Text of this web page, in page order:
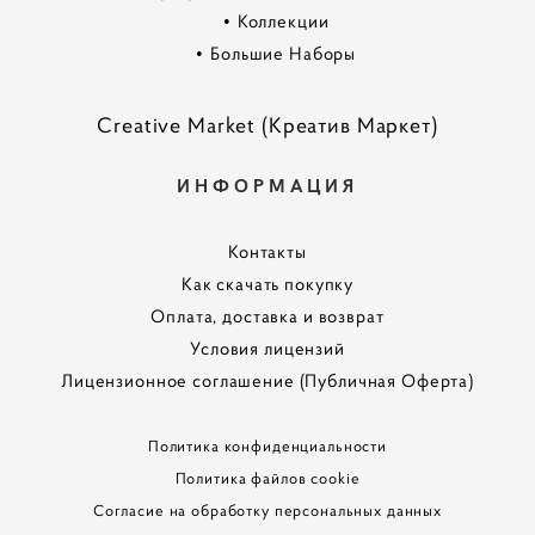
• Коллекции
• Большие Наборы
Creative Market (Креатив Маркет)
ИНФОРМАЦИЯ
Контакты
Как скачать покупку
Оплата, доставка и возврат
Условия лицензий
Лицензионное соглашение (Публичная Оферта)
Политика конфиденциальности
Политика файлов cookie
Согласие на обработку персональных данных